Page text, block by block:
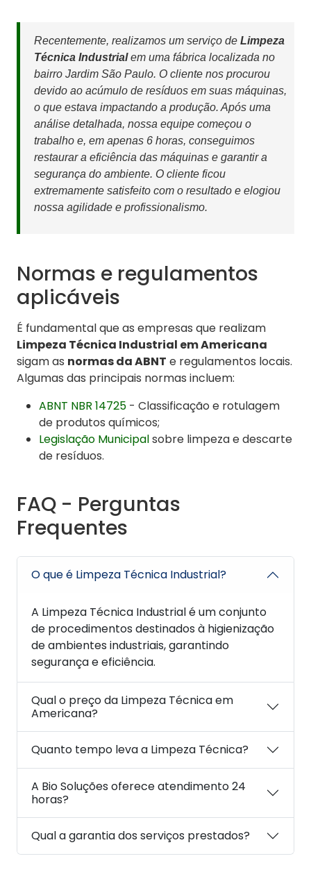
Recentemente, realizamos um serviço de Limpeza
Técnica Industrialem uma fábrica localizada no
bairro Jardim São Paulo. O cliente nos procurou
devido ao acúmulo de resíduos em suas máquinas,
o que estava impactando a produção. Após uma
análise detalhada, nossa equipe começou o
trabalho e, em apenas 6 horas, conseguimos
restaurar a eficiência das máquinas e garantir a
segurança do ambiente. O cliente ficou
extremamente satisfeito com o resultado e elogiou
nossa agilidade e profissionalismo.
Normas e regulamentos
aplicáveis
É fundamental que as empresas que realizam
Limpeza Técnica Industrial em Americana
sigam as normas da ABNT e regulamentos locais.
Algumas das principais normas incluem:
ABNT NBR 14725 - Classificação e rotulagem
de produtos químicos;
Legislação Municipalsobre limpeza e descarte
de resíduos.
FAQ - Perguntas
Frequentes
O que é Limpeza Técnica Industrial?
A Limpeza Técnica Industrial é um conjunto
de procedimentos destinados à higienização
de ambientes industriais, garantindo
segurança e eficiência.
Qual o preço da Limpeza Técnica em
Americana?
Quanto tempo leva a Limpeza Técnica?
A Bio Soluções oferece atendimento 24
horas?
Qual a garantia dos serviços prestados?